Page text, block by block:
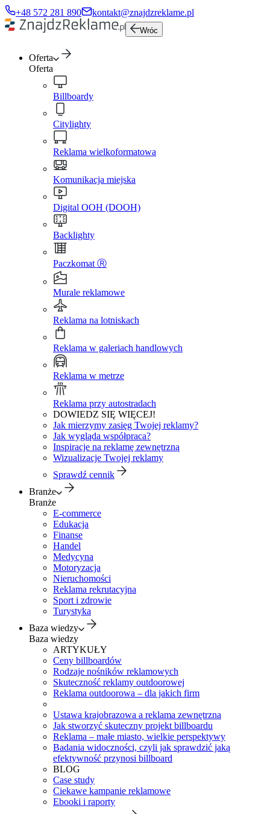
+48 572 281 890 kontakt@znajdzreklame.pl
Wróc
Oferta
Oferta
Billboardy
Citylighty
Reklama wielkoformatowa
Komunikacja miejska
Digital OOH (DOOH)
Backlighty
Paczkomat Ⓡ
Murale reklamowe
Reklama na lotniskach
Reklama w galeriach handlowych
Reklama w metrze
Reklama przy autostradach
DOWIEDZ SIĘ WIĘCEJ!
Jak mierzymy zasięg Twojej reklamy?
Jak wygląda współpraca?
Inspiracje na reklamę zewnętrzną
Wizualizacje Twojej reklamy
Sprawdź cennik
Branże
Branże
E-commerce
Edukacja
Finanse
Handel
Medycyna
Motoryzacja
Nieruchomości
Reklama rekrutacyjna
Sport i zdrowie
Turystyka
Baza wiedzy
Baza wiedzy
ARTYKUŁY
Ceny billboardów
Rodzaje nośników reklamowych
Skuteczność reklamy outdoorowej
Reklama outdoorowa – dla jakich firm
Ustawa krajobrazowa a reklama zewnętrzna
Jak stworzyć skuteczny projekt billboardu
Reklama – małe miasto, wielkie perspektywy
Badania widoczności, czyli jak sprawdzić jaką
efektywność przynosi billboard
BLOG
Case study
Ciekawe kampanie reklamowe
Ebooki i raporty